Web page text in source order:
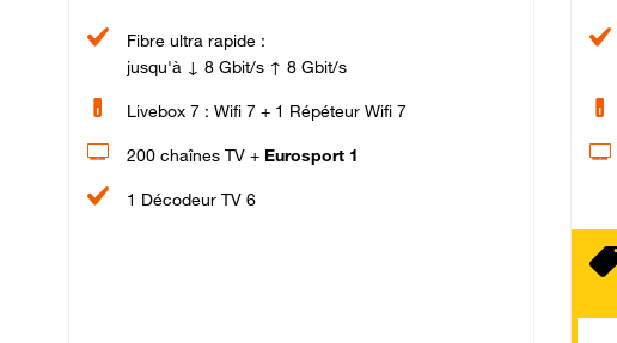
Fibre ultra rapide :
jusqu'à ↓ 8 Gbit/s ↑ 8 Gbit/s
Livebox 7 : Wifi 7 + 1 Répéteur Wifi 7
200 chaînes TV + Eurosport 1
1 Décodeur TV 6